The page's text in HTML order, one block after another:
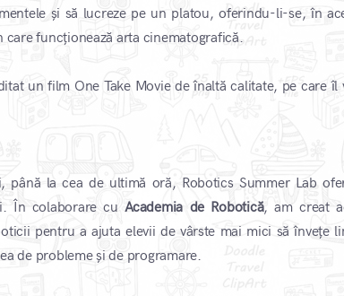
și să lucreze pe un platou, oferindu-li-se, în
funcționează arta cinematografică.
un film One Take Movie de înaltă calitate, pe care îl
la cea de ultimă oră, Robotics Summer Lab
În colaborare cuAcademia de Robotică, am creat
pentru a ajuta elevii de vârste mai mici să învețe
de probleme și de programare.